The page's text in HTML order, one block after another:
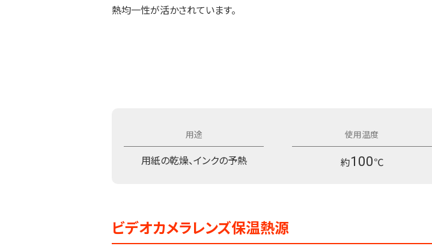
熱均一性が活かされています。
用紙の乾燥、インクの予熱 約100℃
ビデオカメラレンズ保温熱源